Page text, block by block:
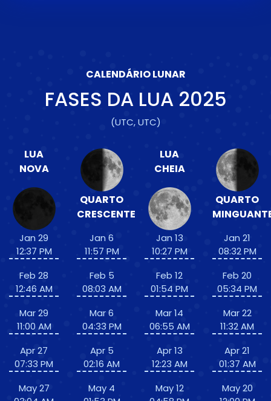
CALENDÁRIO LUNAR
FASES DA LUA 2025
(UTC, UTC)
LUA
NOVA
Jan 29
12:37 PM
Feb 28
12:46 AM
Mar 29
11:00 AM
Apr 27
07:33 PM
May 27
QUARTO
CRESCENTE
Jan 6
11:57 PM
Feb 5
08:03 AM
Mar 6
04:33 PM
Apr 5
02:16 AM
May 4
LUA
CHEIA
Jan 13
10:27 PM
Feb 12
01:54 PM
Mar 14
06:55 AM
Apr 13
12:23 AM
May 12
QUARTO
Jan 21
08:32 PM
Feb 20
05:34 PM
Mar 22
11:32 AM
Apr 21
01:37 AM
May 20